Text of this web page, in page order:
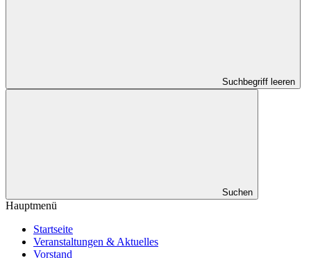
Suchbegriff leeren
Suchen
Hauptmenü
Startseite
Veranstaltungen & Aktuelles
Vorstand